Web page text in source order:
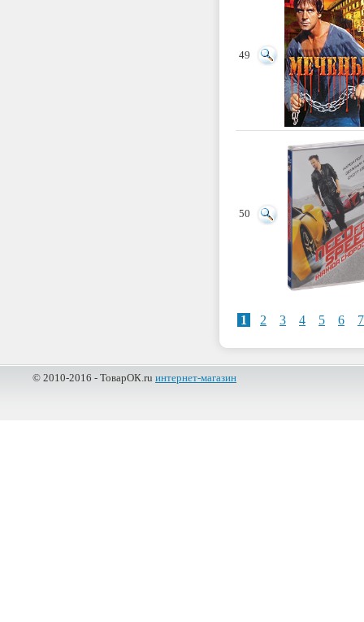
49
50
1 2 3 4 5 6 7
© 2010-2016 - ТоварОК.ru интернет-магазин